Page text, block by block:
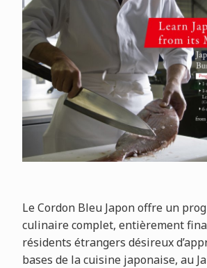
Le Cordon Bleu Japon offre un
culinaire complet, entièrement
résidents étrangers désireux
bases de la cuisine japonaise, au